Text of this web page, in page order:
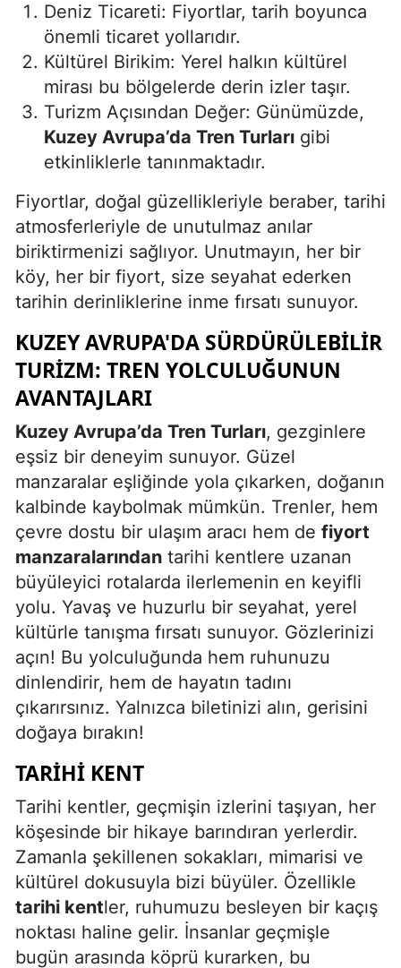
Deniz Ticareti: Fiyortlar, tarih boyunca
önemli ticaret yollarıdır.
Kültürel Birikim: Yerel halkın kültürel
mirası bu bölgelerde derin izler taşır.
Turizm Açısından Değer: Günümüzde,
Kuzey Avrupa’da Tren Turları gibi
etkinliklerle tanınmaktadır.
Fiyortlar, doğal güzellikleriyle beraber, tarihi
atmosferleriyle de unutulmaz anılar
biriktirmenizi sağlıyor. Unutmayın, her bir
köy, her bir fiyort, size seyahat ederken
tarihin derinliklerine inme fırsatı sunuyor.
KUZEY AVRUPA'DA SÜRDÜRÜLEBILIR
TURIZM: TREN YOLCULUĞUNUN
AVANTAJLARI
Kuzey Avrupa’da Tren Turları, gezginlere
eşsiz bir deneyim sunuyor. Güzel
manzaralar eşliğinde yola çıkarken, doğanın
kalbinde kaybolmak mümkün. Trenler, hem
çevre dostu bir ulaşım aracı hem de fiyort
manzaralarından tarihi kentlere uzanan
büyüleyici rotalarda ilerlemenin en keyifli
yolu. Yavaş ve huzurlu bir seyahat, yerel
kültürle tanışma fırsatı sunuyor. Gözlerinizi
açın! Bu yolculuğunda hem ruhunuzu
dinlendirir, hem de hayatın tadını
çıkarırsınız. Yalnızca biletinizi alın, gerisini
doğaya bırakın!
TARIHI KENT
Tarihi kentler, geçmişin izlerini taşıyan, her
köşesinde bir hikaye barındıran yerlerdir.
Zamanla şekillenen sokakları, mimarisi ve
kültürel dokusuyla bizi büyüler. Özellikle
tarihi kentler, ruhumuzu besleyen bir kaçış
noktası haline gelir. İnsanlar geçmişle
bugün arasında köprü kurarken, bu